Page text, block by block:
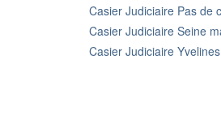
Casier Judiciaire Pas de
Casier Judiciaire Seine
Casier Judiciaire